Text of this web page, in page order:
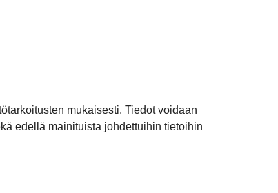
mukaisesti. Tiedot voidaan
edellä mainituista johdettuihin tietoihin